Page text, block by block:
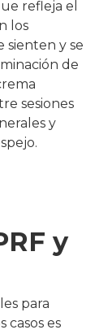
refleja el
los
sienten y se
de
sesiones
y
y
para
casos es